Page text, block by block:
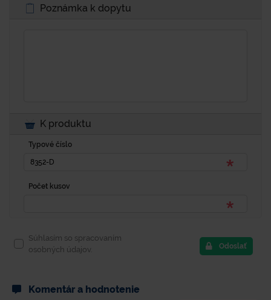
Poznámka k dopytu
K produktu
Typové číslo
Počet kusov
Súhlasím so spracovaním
osobných údajov.
Odoslať
Komentár a hodnotenie